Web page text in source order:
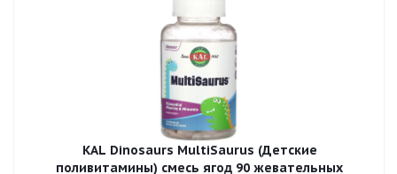
KAL Dinosaurs MultiSaurus (Детские
поливитамины) смесь ягод 90 жевательных